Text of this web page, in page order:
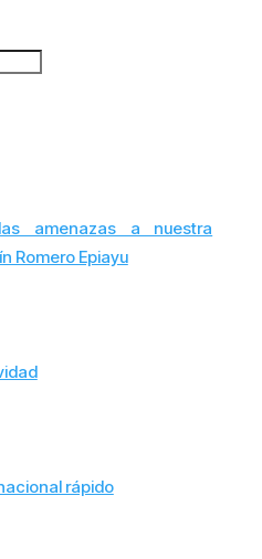
amenazas a nuestra
Romero Epiayu
rápido